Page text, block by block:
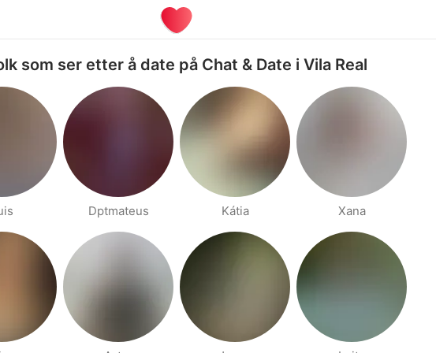
som ser etter å date på Chat & Date i Vila Real
Dptmateus Kátia Xana